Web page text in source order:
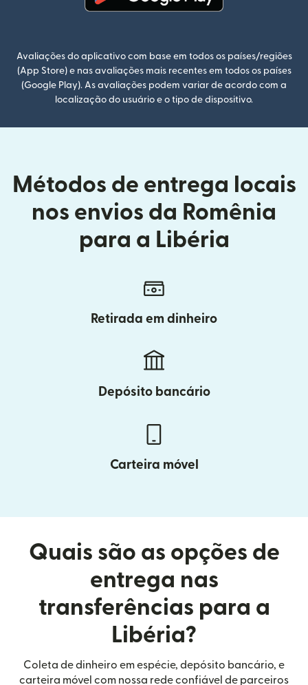
Avaliações do aplicativo com base em todos os países/regiões
(App Store) e nas avaliações mais recentes em todos os países
(Google Play). As avaliações podem variar de acordo com a
localização do usuário e o tipo de dispositivo.
Métodos de entrega locais
nos envios da Romênia
para a Libéria
Retirada em dinheiro
Depósito bancário
Carteira móvel
Quais são as opções de
entrega nas
transferências para a
Libéria?
Coleta de dinheiro em espécie, depósito bancário, e
carteira móvel com nossa rede confiável de parceiros